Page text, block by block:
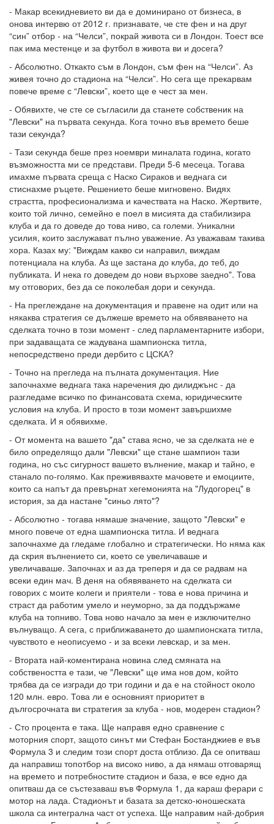
- Макар всекидневието ви да е доминирано от бизнеса, в
онова интервю от 2012 г. признавате, че сте фен и на друг
“син” отбор - на “Челси”, покрай живота си в Лондон. Тоест все
пак има местенце и за футбол в живота ви и досега?
- Абсолютно. Откакто съм в Лондон, съм фен на “Челси”. Аз
живея точно до стадиона на “Челси”. Но сега ще прекарвам
повече време с “Левски”, което ще е чест за мен.
- Обявихте, че сте се съгласили да станете собственик на
"Левски" на първата секунда. Кога точно във времето беше
тази секунда?
- Тази секунда беше през ноември миналата година, когато
възможността ми се представи. Преди 5-6 месеца. Тогава
имахме първата среща с Наско Сираков и веднага си
стиснахме ръцете. Решението беше мигновено. Видях
страстта, професионализма и качествата на Наско. Жертвите,
които той лично, семейно е поел в мисията да стабилизира
клуба и да го доведе до това ниво, са големи. Уникални
усилия, които заслужават пълно уважение. Аз уважавам такива
хора. Казах му: "Виждам какво си направил, виждам
потенциала на клуба. Аз ще застана до клуба, до теб, до
публиката. И нека го доведем до нови върхове заедно". Това
му отговорих, без да се поколебая дори и секунда.
- На преглеждане на документация и правене на одит или на
някаква стратегия се дължеше времето на обявяването на
сделката точно в този момент - след парламентарните избори,
при задаващата се жадувана шампионска титла,
непосредствено преди дербито с ЦСКА?
- Точно на прегледа на пълната документация. Ние
започнахме веднага така наречения дю дилиджънс - да
разгледаме всичко по финансовата схема, юридическите
условия на клуба. И просто в този момент завършихме
сделката. И я обявихме.
- От момента на вашето "да" става ясно, че за сделката не е
било определящо дали "Левски" ще стане шампион тази
година, но със сигурност вашето вълнение, макар и тайно, е
станало по-голямо. Как преживявахте мачовете и емоциите,
които са напът да превърнат хегемонията на "Лудогорец" в
история, за да настане "синьо лято"?
- Абсолютно - тогава нямаше значение, защото "Левски" е
много повече от една шампионска титла. И веднага
започнахме да гледаме глобално и стратегически. Но няма как
да скрия вълнението си, което се увеличаваше и
увеличаваше. Започнах и аз да треперя и да се радвам на
всеки един мач. В деня на обявяването на сделката си
говорих с моите колеги и приятели - това е нова причина и
страст да работим умело и неуморно, за да поддържаме
клуба на топниво. Това ново начало за мен е изключително
вълнуващо. А сега, с приближаването до шампионската титла,
чувството е неописуемо - и за всеки левскар, и за мен.
- Втората най-коментирана новина след смяната на
собствеността е тази, че "Левски" ще има нов дом, който
трябва да се изгради до три години и да е на стойност около
120 млн. евро. Това ли е основният приоритет в
дългосрочната ви стратегия за клуба - нов, модерен стадион?
- Сто процента е така. Ще направя едно сравнение с
моторния спорт, защото синът ми Стефан Бостанджиев е във
Формула 3 и следим този спорт доста отблизо. Да се опитваш
да направиш топотбор на високо ниво, а да нямаш отговарящ
на времето и потребностите стадион и база, е все едно да
опитваш да се състезаваш във Формула 1, да караш ферари с
мотор на лада. Стадионът и базата за детско-юношеската
школа са интегрална част от успеха. Ще направим най-добрия